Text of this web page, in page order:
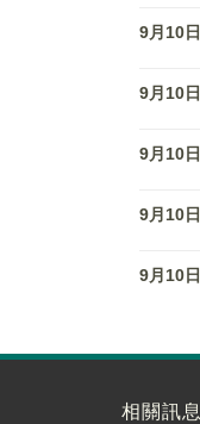
9月10日
9月10日
9月10日
9月10日
9月10日
相關訊息